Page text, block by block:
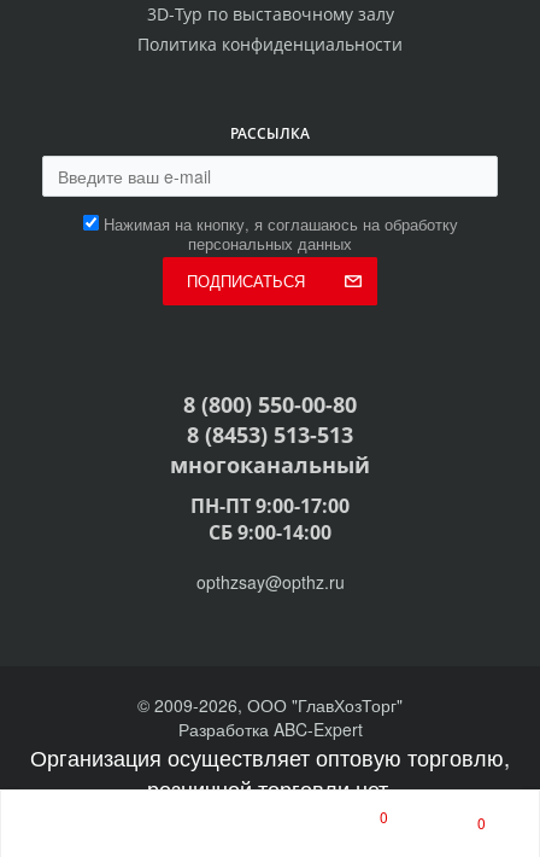
3D-Тур по выставочному залу
Политика конфиденциальности
РАССЫЛКА
Нажимая на кнопку, я соглашаюсь на обработку
персональных данных
ПОДПИСАТЬСЯ
8 (800) 550-00-80
8 (8453) 513-513
многоканальный
ПН-ПТ 9:00-17:00
СБ 9:00-14:00
opthzsay@opthz.ru
© 2009-2026, ООО "ГлавХозТорг"
Разработка ABC-Expert
Организация осуществляет оптовую торговлю,
розничной торговли нет.
0 0